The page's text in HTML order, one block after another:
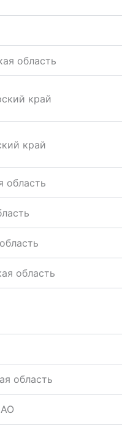
область
край
край
область
область
область